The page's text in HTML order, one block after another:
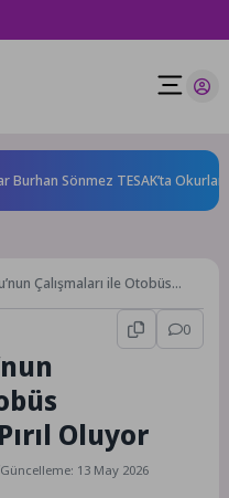
Sönmez TESAK’ta
Çalışmaları ile Otobüs
0
Oluyor
Güncelleme: 13 May 2026